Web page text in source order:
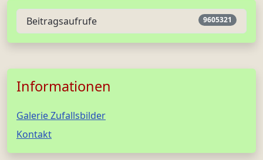
Beitragsaufrufe 9605321
Informationen
Galerie Zufallsbilder
Kontakt